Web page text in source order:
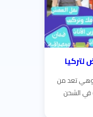
وهي تعد من
في الشحن